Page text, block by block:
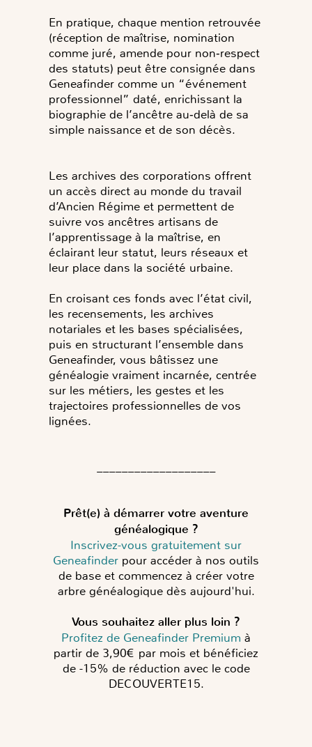
En pratique, chaque mention retrouvée
(réception de maîtrise, nomination
comme juré, amende pour non‑respect
des statuts) peut être consignée dans
Geneafinder comme un “événement
professionnel” daté, enrichissant la
biographie de l’ancêtre au‑delà de sa
simple naissance et de son décès.
Les archives des corporations offrent
un accès direct au monde du travail
d’Ancien Régime et permettent de
suivre vos ancêtres artisans de
l’apprentissage à la maîtrise, en
éclairant leur statut, leurs réseaux et
leur place dans la société urbaine.
En croisant ces fonds avec l’état civil,
les recensements, les archives
notariales et les bases spécialisées,
puis en structurant l’ensemble dans
Geneafinder, vous bâtissez une
généalogie vraiment incarnée, centrée
sur les métiers, les gestes et les
trajectoires professionnelles de vos
lignées.
Prêt(e) à démarrer votre aventure
généalogique ?
Inscrivez-vous gratuitement sur
Geneafinder pour accéder à nos outils
de base et commencez à créer votre
arbre généalogique dès aujourd'hui.
Vous souhaitez aller plus loin ?
Profitez de Geneafinder Premium à
partir de 3,90€ par mois et bénéficiez
de -15% de réduction avec le code
DECOUVERTE15.